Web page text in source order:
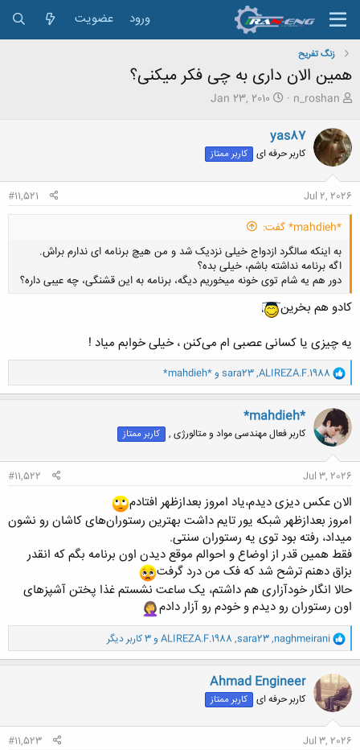
ورود عضویت
زنگ تفريح
همین الان داری به چی فکر میکنی؟
ش
و
ع
ک
ن
ن
د
م
ض
و
ع
n_roshan
ت
ی
خ
ر
Jan 23, 2010
yas87
کاربر حرفه ای کاربر ممتاز
Jul 2, 2026
#11,521
*mahdieh* گفت:
به اینکه سالگرد ازدواج خیلی نزدیک شد و من هیچ برنامه ای ندارم براش.
اگه برنامه نداشته باشم، خیلی بده؟
دور هم یه شام توی خونه میخوریم دیگه، برنامه به این قشنگی، چه عیبی داره؟
کلیک کنید تا باز شود...
کادو هم بخرین‌
یه چیزی یا کسانی عصبی ام می‌کنن ، خیلی خوابم میاد !
و
ا
ک
ن
ش
ه
ا
ALIREZA.F.1988
,
sara23 و*mahdieh*
*mahdieh*
کاربر فعال مهندسی مواد و متالورژی , کاربر ممتاز
Jul 3, 2026
#11,522
الان عکس دیزی دیدم،یاد امروز بعدازظهر افتادم
امروز بعدازظهر شبکه یور تایم داشت بهترین رستوران‌های کاشان رو نشون
میداد، رفته بود توی یه رستوران سنتی.
فقط همین قدر از اوضاع و احوالم موقع دیدن اون برنامه بگم که انقدر
بزاق دهنم ترشح شد که فک من درد گرفت
حالا انگار خودآزاری هم داشتم، یک ساعت نشستم غذا پختن آشپزهای
اون رستوران رو دیدم و خودم رو آزار دادم
و
ا
ک
ن
ش
ه
ا
naghmeirani
,
sara23
,
ALIREZA.F.1988 و 3 کاربر دیگر
Ahmad Engineer
کاربر حرفه ای کاربر ممتاز
Jul 3, 2026
#11,523